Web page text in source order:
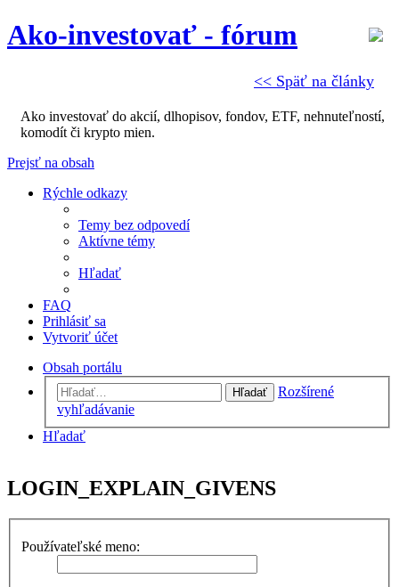
<< Späť na články
Ako-investovať - fórum
Ako investovať do akcií, dlhopisov, fondov, ETF, nehnuteľností,
komodít či krypto mien.
Prejsť na obsah
Rýchle odkazy
Temy bez odpovedí
Aktívne témy
Hľadať
FAQ
Prihlásiť sa
Vytvoriť účet
Obsah portálu
Hľadať
Rozšírené
vyhľadávanie
Hľadať
LOGIN_EXPLAIN_GIVENS
Používateľské meno: